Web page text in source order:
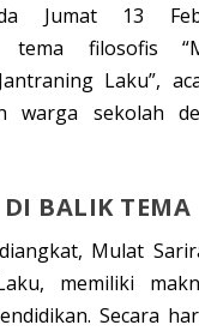
Jumat 13
tema filosofis
Laku”,
warga sekolah
DI BALIK TEMA
Mulat
, memiliki
Secara